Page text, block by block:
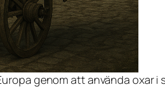
genom att använda oxar i